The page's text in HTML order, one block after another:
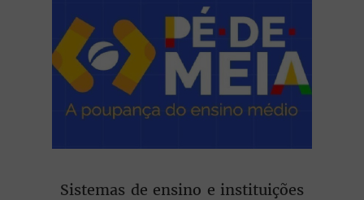
Sistemas de ensino e instituições